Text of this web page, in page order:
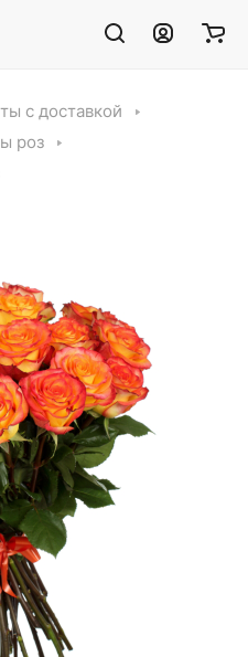
с доставкой
роз